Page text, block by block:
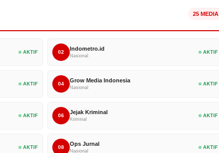
25 MEDIA
AKTIF 02
Indometro.id
Nasional
AKTIF
AKTIF 04
Grow Media Indonesia
Nasional
AKTIF
AKTIF 06
Jejak Kriminal
Kriminal
AKTIF
AKTIF 08
Ops Jurnal
Nasional
AKTIF